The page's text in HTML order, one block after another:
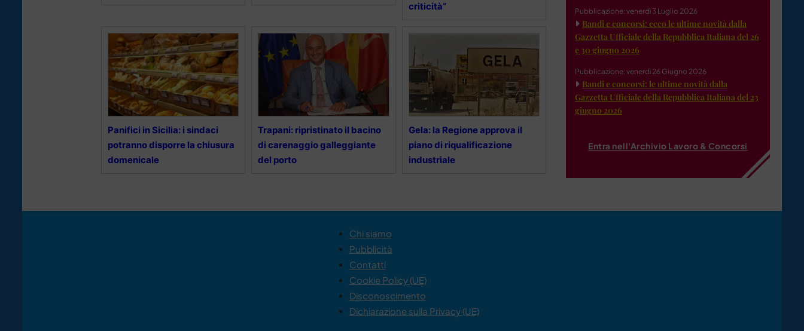
criticità”
Panifici in Sicilia: i sindaci
potranno disporre la chiusura
domenicale
Trapani: ripristinato il bacino
di carenaggio galleggiante
del porto
Gela: la Regione approva il
piano di riqualificazione
industriale
Pubblicazione: venerdì 3 Luglio 2026
Bandi e concorsi: ecco le ultime novità dalla
Gazzetta Ufficiale della Repubblica Italiana del 26
e 30 giugno 2026
Pubblicazione: venerdì 26 Giugno 2026
Bandi e concorsi: le ultime novità dalla
Gazzetta Ufficiale della Repubblica Italiana del 23
giugno 2026
Entra nell'Archivio Lavoro & Concorsi
Chi siamo
Pubblicità
Contatti
Cookie Policy (UE)
Disconoscimento
Dichiarazione sulla Privacy (UE)